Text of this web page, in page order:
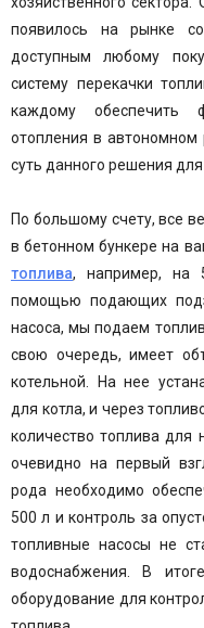
появилось на рынке
доступным любому
систему перекачки
каждому обеспечить
отопления в
суть данного решения
По большому счету, все
в бетонном бункере на
топлива, например, на
помощью подающих
насоса, мы подаем
свою очередь, имеет
котельной. На нее
для котла, и через
количество топлива для
очевидно на первый
рода необходимо
500 л и контроль за
топливные насосы не
водоснабжения. В
оборудование для